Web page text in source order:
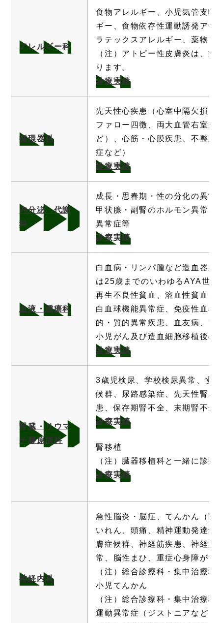
アレルギー科
食物アレルギー、小児気管支
ギー、食物依存性運動誘発ア
ラテックスアレルギー、薬物ア
（注）アトピー性皮膚炎は、
ります。
診療実績
循環器科
先天性心疾患（心室中隔欠損
ファロー四徴、両大血管右室
ど）、心筋・心膜疾患、不整
症など）
診療実績
内分泌・代謝
科
成長・思春期・性の分化の異
甲状腺・副腎のホルモン異常
異常症等
診療実績
血液・腫瘍科
白血病・リンパ腫など造血器
は25歳までのいわゆるAYA世
再生不良性貧血、溶血性貧血
白血球機能異常症、免疫性血
的・質的異常疾患、血友病、
小児がん及び造血細胞移植後
診療実績
腎臓・リウマ
チ膠原病科
3歳児検尿、学校検尿異常、慢
候群、尿路感染症、先天性腎
患、保存期腎不全、末期腎不
診療実績
腎移植
（注）臓器移植科と一緒に診療
診療実績
神経内科
急性脳炎・脳症、てんかん（
いれん、頭痛、精神運動発達
膚症候群、神経筋疾患、神経
常、脳性まひ、重症心身障がい
（注）総合診療科・集中治療
小児てんかん
（注）総合診療科・集中治療
運動異常症（ジストニアなど